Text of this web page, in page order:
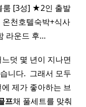
룸 [3성] ★2인 출발
천호텔숙박+식사
라운드 후…
덧 몇 년이 지나면
니다. ​ 그래서 모두
제가 좋아하는 브
프채 풀세트를 맞춰